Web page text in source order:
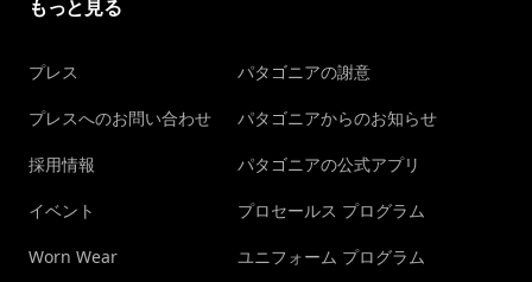
もっと見る
プレス
プレスへのお問い合わせ
採用情報
イベント
Worn Wear
パタゴニアの謝意
パタゴニアからのお知らせ
パタゴニアの公式アプリ
プロセールス プログラム
ユニフォーム プログラム